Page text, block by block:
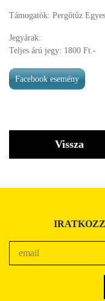
Támogatók: Pergőtűz
Jegyárak:
Teljes árú jegy: 1800 Ft.-
Facebook esemény
Vissza